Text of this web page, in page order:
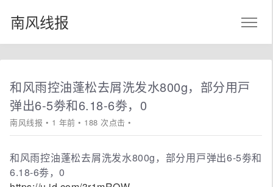
南风线报
和风雨控油蓬松去屑洗发水800g，部分用戸
弹出6-5劵和6.18-6劵，0
南风线报 • 1 年前 • 188 次点击 •
和风雨控油蓬松去屑洗发水800g，部分用戸弹出6-5劵和
6.18-6劵，0